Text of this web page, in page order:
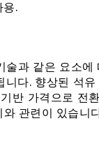
용.
과 같은 요소에
다. 향상된 석
반 가격으로 전
관련이 있습니